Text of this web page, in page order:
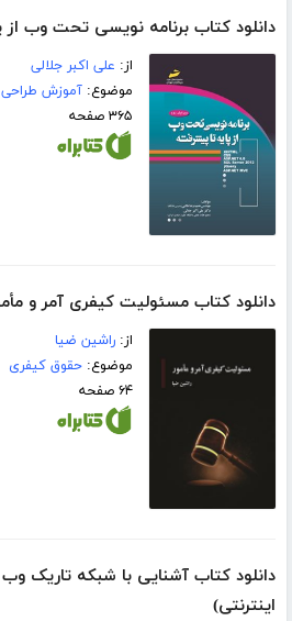
دانلود کتاب برنامه نویسی تحت وب از
از: علی اکبر جلالی
موضوع:آموزش
۳۶۵ صفحه
دانلود کتاب مسئولیت کیفری آمر و
از:راشین ضیا
موضوع:حقوق کیفری
۶۴ صفحه
دانلود کتاب آشنایی با شبکه تاریک وب
اینترنتی)